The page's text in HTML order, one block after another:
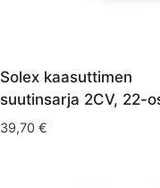
Solex kaasuttimen
suutinsarja 2CV, 22-
39,70 €